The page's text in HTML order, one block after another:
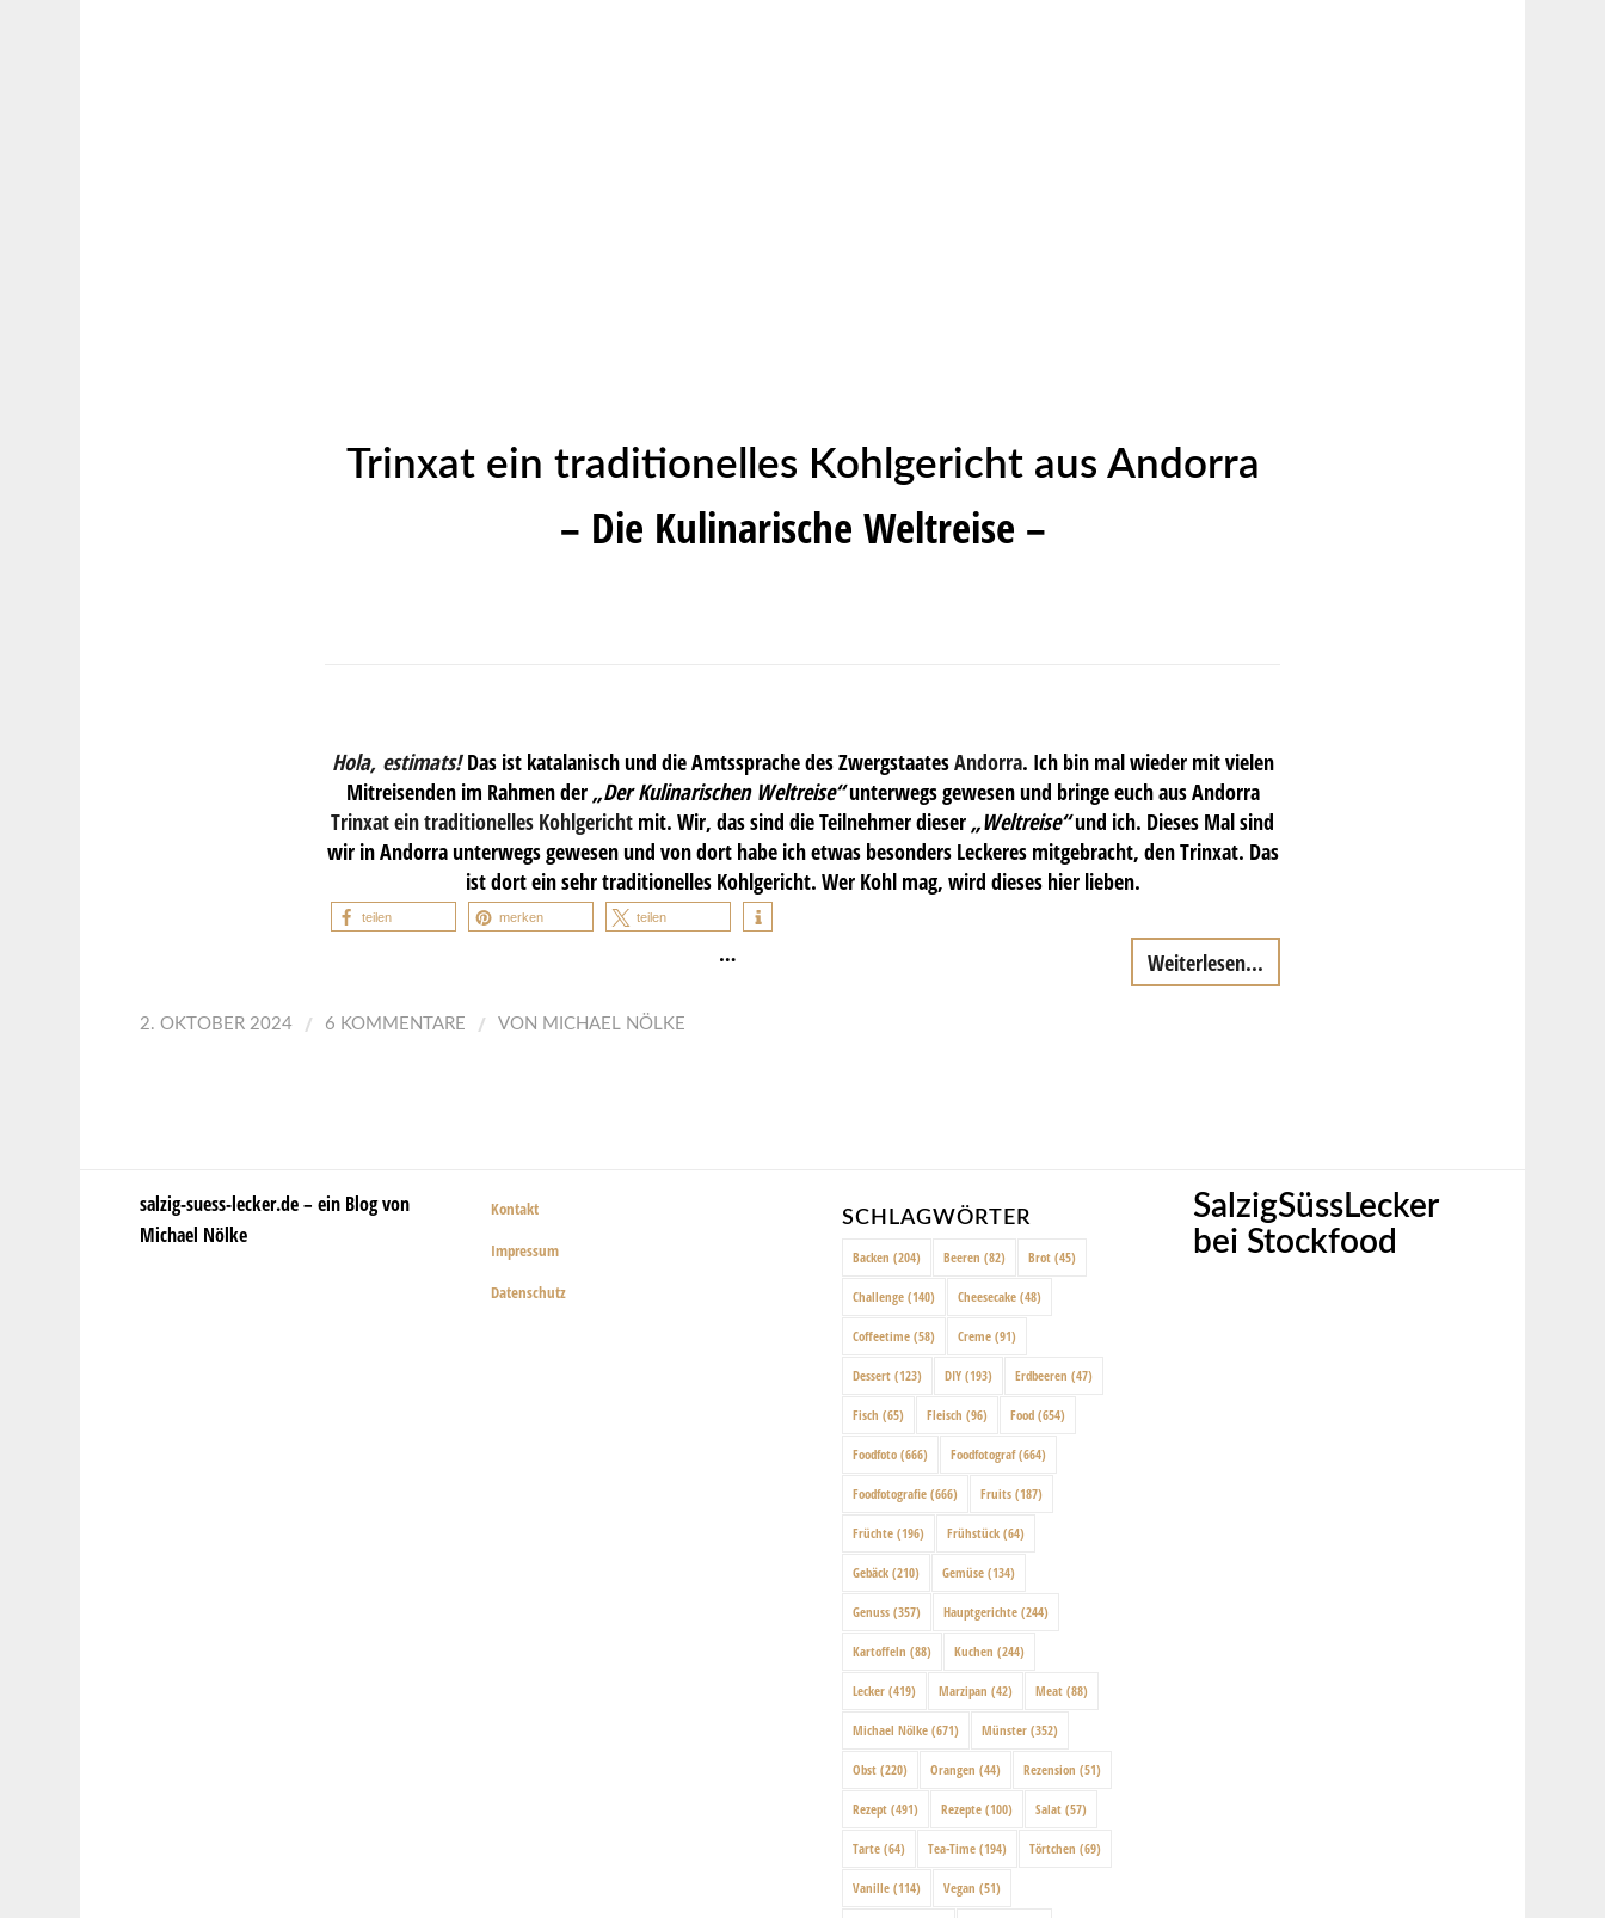
Trinxat ein traditionelles Kohlgericht aus Andorra
– Die Kulinarische Weltreise –
Hola, estimats!Das ist katalanisch und die Amtssprache des ZwergstaatesAndorra. Ich bin mal wieder mit vielen
Mitreisenden im Rahmen der „Der Kulinarischen Weltreise“unterwegs gewesen und bringe euch aus Andorra
Trinxatein traditionelles Kohlgericht mit. Wir, das sind die Teilnehmer dieser „Weltreise“und ich. Dieses Mal sind
wir in Andorra unterwegs gewesen und von dort habe ich etwas besonders Leckeres mitgebracht, den Trinxat. Das
ist dort ein sehr traditionelles Kohlgericht. Wer Kohl mag, wird dieses hier lieben.
teilen merken teilen
… Weiterlesen...
2. OKTOBER 2024 / 6 KOMMENTARE / VON MICHAEL NÖLKE
salzig-suess-lecker.de – ein Blog von
Michael Nölke
Kontakt
Impressum
Datenschutz
SCHLAGWÖRTER
Backen (204) Beeren (82) Brot (45)
Challenge (140) Cheesecake (48)
Coffeetime (58) Creme (91)
Dessert (123) DIY (193) Erdbeeren (47)
Fisch (65) Fleisch (96) Food (654)
Foodfoto (666) Foodfotograf(664)
Foodfotografie (666) Fruits (187)
Früchte (196) Frühstück (64)
Gebäck (210) Gemüse (134)
Genuss (357) Hauptgerichte (244)
Kartoffeln (88) Kuchen (244)
Lecker (419) Marzipan (42) Meat (88)
Michael Nölke (671) Münster (352)
Obst (220) Orangen (44) Rezension (51)
Rezept (491) Rezepte (100) Salat (57)
Tarte (64) Tea-Time (194) Törtchen (69)
Vanille (114) Vegan (51)
SalzigSüssLecker
bei Stockfood